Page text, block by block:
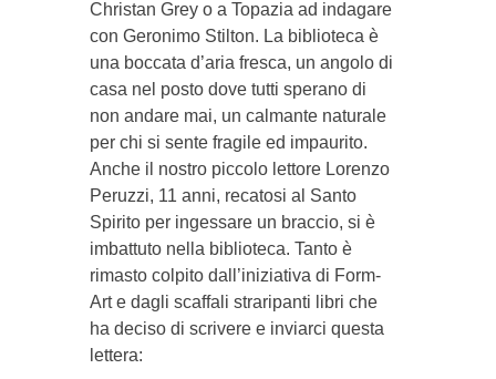
Christan Grey o a Topazia ad indagare
con Geronimo Stilton. La biblioteca è
una boccata d’aria fresca, un angolo di
casa nel posto dove tutti sperano di
non andare mai, un calmante naturale
per chi si sente fragile ed impaurito.
Anche il nostro piccolo lettore Lorenzo
Peruzzi, 11 anni, recatosi al Santo
Spirito per ingessare un braccio, si è
imbattuto nella biblioteca. Tanto è
rimasto colpito dall’iniziativa di Form-
Art e dagli scaffali straripanti libri che
ha deciso di scrivere e inviarci questa
lettera: